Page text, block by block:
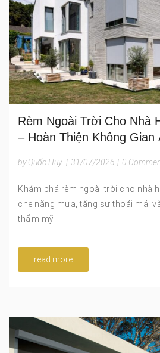
Rèm Ngoài Trời Cho Nhà
– Hoàn Thiện Không Gian
by Quốc Huy | 31/07/2026 | 0
Khám phá rèm ngoài trời cho nhà
che nắng mưa, tăng sự thoải mái
thẩm mỹ.
read more